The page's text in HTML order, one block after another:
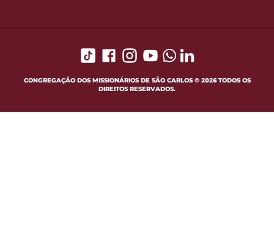
CONGREGAÇÃO DOS MISSIONÁRIOS DE SÃO CARLOS © 2026 TODOS OS
DIREITOS RESERVADOS.